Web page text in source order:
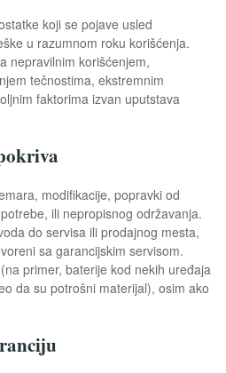
koji se pojave usled
u razumnom roku korišćenja.
nepravilnim korišćenjem,
tečnostima, ekstremnim
faktorima izvan uputstava
modifikacije, popravki od
ili nepropisnog održavanja.
do servisa ili prodajnog mesta,
sa garancijskim servisom.
primer, baterije kod nekih uređaja
da su potrošni materijal), osim ako